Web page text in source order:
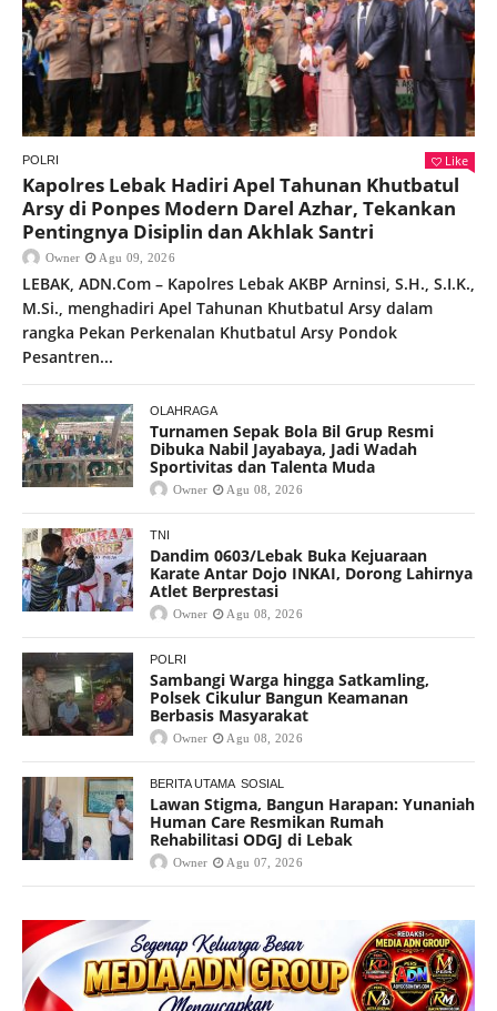
POLRI Like
Kapolres Lebak Hadiri Apel Tahunan Khutbatul
Arsy di Ponpes Modern Darel Azhar, Tekankan
Pentingnya Disiplin dan Akhlak Santri
Owner Agu 09, 2026
LEBAK, ADN.Com – Kapolres Lebak AKBP Arninsi, S.H., S.I.K.,
M.Si., menghadiri Apel Tahunan Khutbatul Arsy dalam
rangka Pekan Perkenalan Khutbatul Arsy Pondok
Pesantren...
OLAHRAGA
Turnamen Sepak Bola Bil Grup Resmi
Dibuka Nabil Jayabaya, Jadi Wadah
Sportivitas dan Talenta Muda
Owner Agu 08, 2026
TNI
Dandim 0603/Lebak Buka Kejuaraan
Karate Antar Dojo INKAI, Dorong Lahirnya
Atlet Berprestasi
Owner Agu 08, 2026
POLRI
Sambangi Warga hingga Satkamling,
Polsek Cikulur Bangun Keamanan
Berbasis Masyarakat
Owner Agu 08, 2026
BERITA UTAMA SOSIAL
Lawan Stigma, Bangun Harapan: Yunaniah
Human Care Resmikan Rumah
Rehabilitasi ODGJ di Lebak
Owner Agu 07, 2026